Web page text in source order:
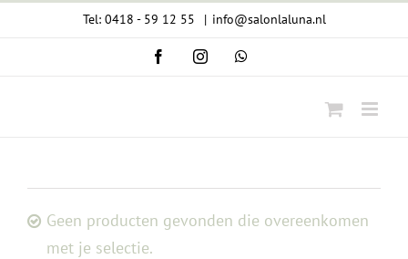
Tel: 0418 - 59 12 55 | info@salonlaluna.nl
FacebookInstagramWhatsApp
Geen producten gevonden die overeenkomen
met je selectie.